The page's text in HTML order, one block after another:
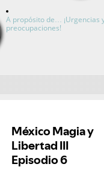
A propósito de… ¡Urgencias
preocupaciones!